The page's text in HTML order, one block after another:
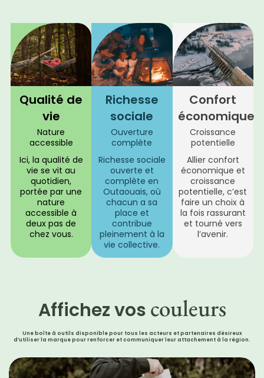
Qualité de
vie
Nature
accessible
Ici, la qualité de
vie se vit au
quotidien,
portée par une
nature
accessible à
deux pas de
chez vous.
Richesse
sociale
Ouverture
complète
Richesse sociale
ouverte et
complète en
Outaouais, où
chacun a sa
place et
contribue
pleinement à la
vie collective.
Confort
économique
Croissance
potentielle
Allier confort
économique et
croissance
potentielle, c’est
faire un choix à
la fois rassurant
et tourné vers
l’avenir.
Affichez vos couleurs
Une boîte à outils disponible pour tous les acteurs et partenaires désireux
d’utiliser la marque pour renforcer et communiquer leur attachement à la région.